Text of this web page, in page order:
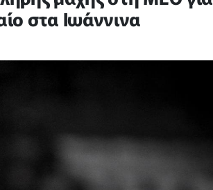
στα Ιωάννινα